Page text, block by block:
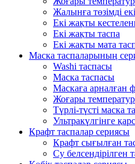
Жалынға төзімді
Екі жақты
Екі жақты таспа
Екі жақты мата
Маска таспаларының
Washi таспасы
Маска таспасы
Маскаға арналған
Жоғары
Түрлі-түсті маска
Ультракүлгінге
Крафт таспалар сериясы
Крафт сығылған
Су белсендірілген